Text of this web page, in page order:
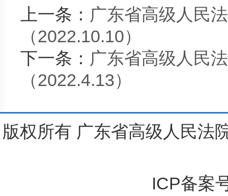
上一条： 广东省高级人民
（2022.10.10）
下一条： 广东省高级人民
（2022.4.13）
版权所有 广东省高级人民法
ICP备案